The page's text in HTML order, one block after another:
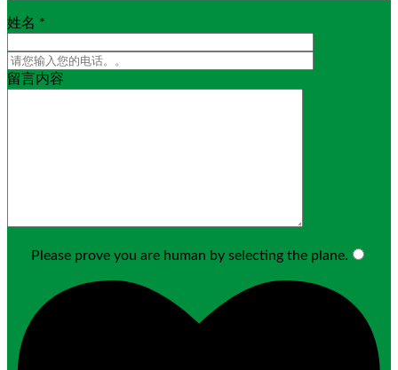
姓名 *
留言内容
Please prove you are human by selecting the plane.